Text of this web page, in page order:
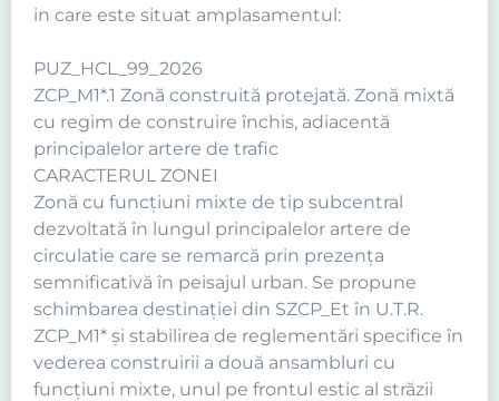
in care este situat amplasamentul:
PUZ_HCL_99_2026
ZCP_M1*.1 Zonă construită protejată. Zonă mixtă
cu regim de construire închis, adiacentă
principalelor artere de trafic
CARACTERUL ZONEI
Zonă cu funcţiuni mixte de tip subcentral
dezvoltată în lungul principalelor artere de
circulatie care se remarcă prin prezența
semnificativă în peisajul urban. Se propune
schimbarea destinației din SZCP_Et în U.T.R.
ZCP_M1* și stabilirea de reglementări specifice în
vederea construirii a două ansambluri cu
funcțiuni mixte, unul pe frontul estic al străzii